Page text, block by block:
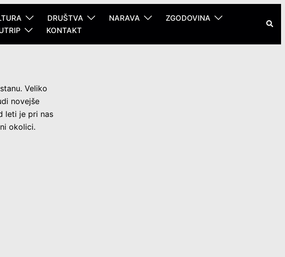
DRUŠTVA NARAVA
ZGODOVINA
KONTAKT
Veliko
novejše
leti je pri nas
okolici.